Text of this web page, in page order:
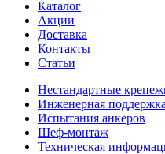
Каталог
Акции
Доставка
Контакты
Статьи
Нестандартные
Инженерная поддержка
Испытания анкеров
Шеф-монтаж
Техническая